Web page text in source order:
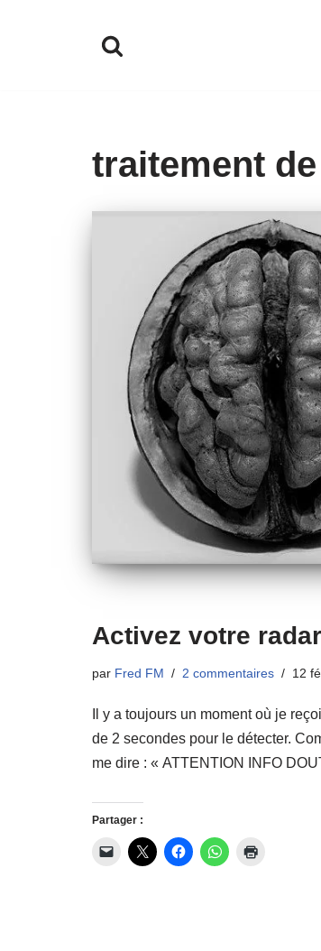
traitement
Activez votre
par Fred FM 2 commentaires 12
Il y a toujours un moment où je
de 2 secondes pour le détecter.
me dire : « ATTENTION INFO
Partager :